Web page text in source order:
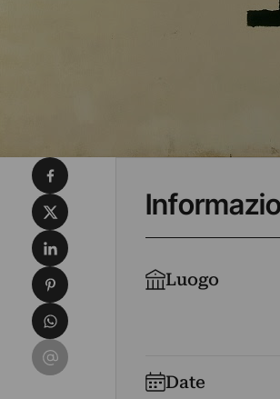
Luogo
Date
Condividi su Facebook
Condividi su X
Condividi su LinkedIn
Condividi su Pinterest
Condividi su WhatsApp
Condividi su Email